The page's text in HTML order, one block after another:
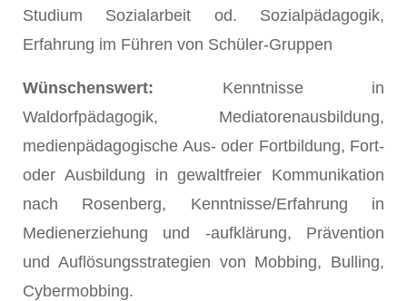
Studium Sozialarbeit od. Sozialpädagogik,
Erfahrung im Führen von Schüler-Gruppen
Wünschenswert: Kenntnisse in
Waldorfpädagogik, Mediatorenausbildung,
medienpädagogische Aus- oder Fortbildung, Fort-
oder Ausbildung in gewaltfreier Kommunikation
nach Rosenberg, Kenntnisse/Erfahrung in
Medienerziehung und -aufklärung, Prävention
und Auflösungsstrategien von Mobbing, Bulling,
Cybermobbing.